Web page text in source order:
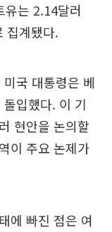
유는 2.14달러
집계됐다.
국 대통령은 베
입했다. 이 기
현안을 논의할
이 주요 논제가
에 빠진 점은 여